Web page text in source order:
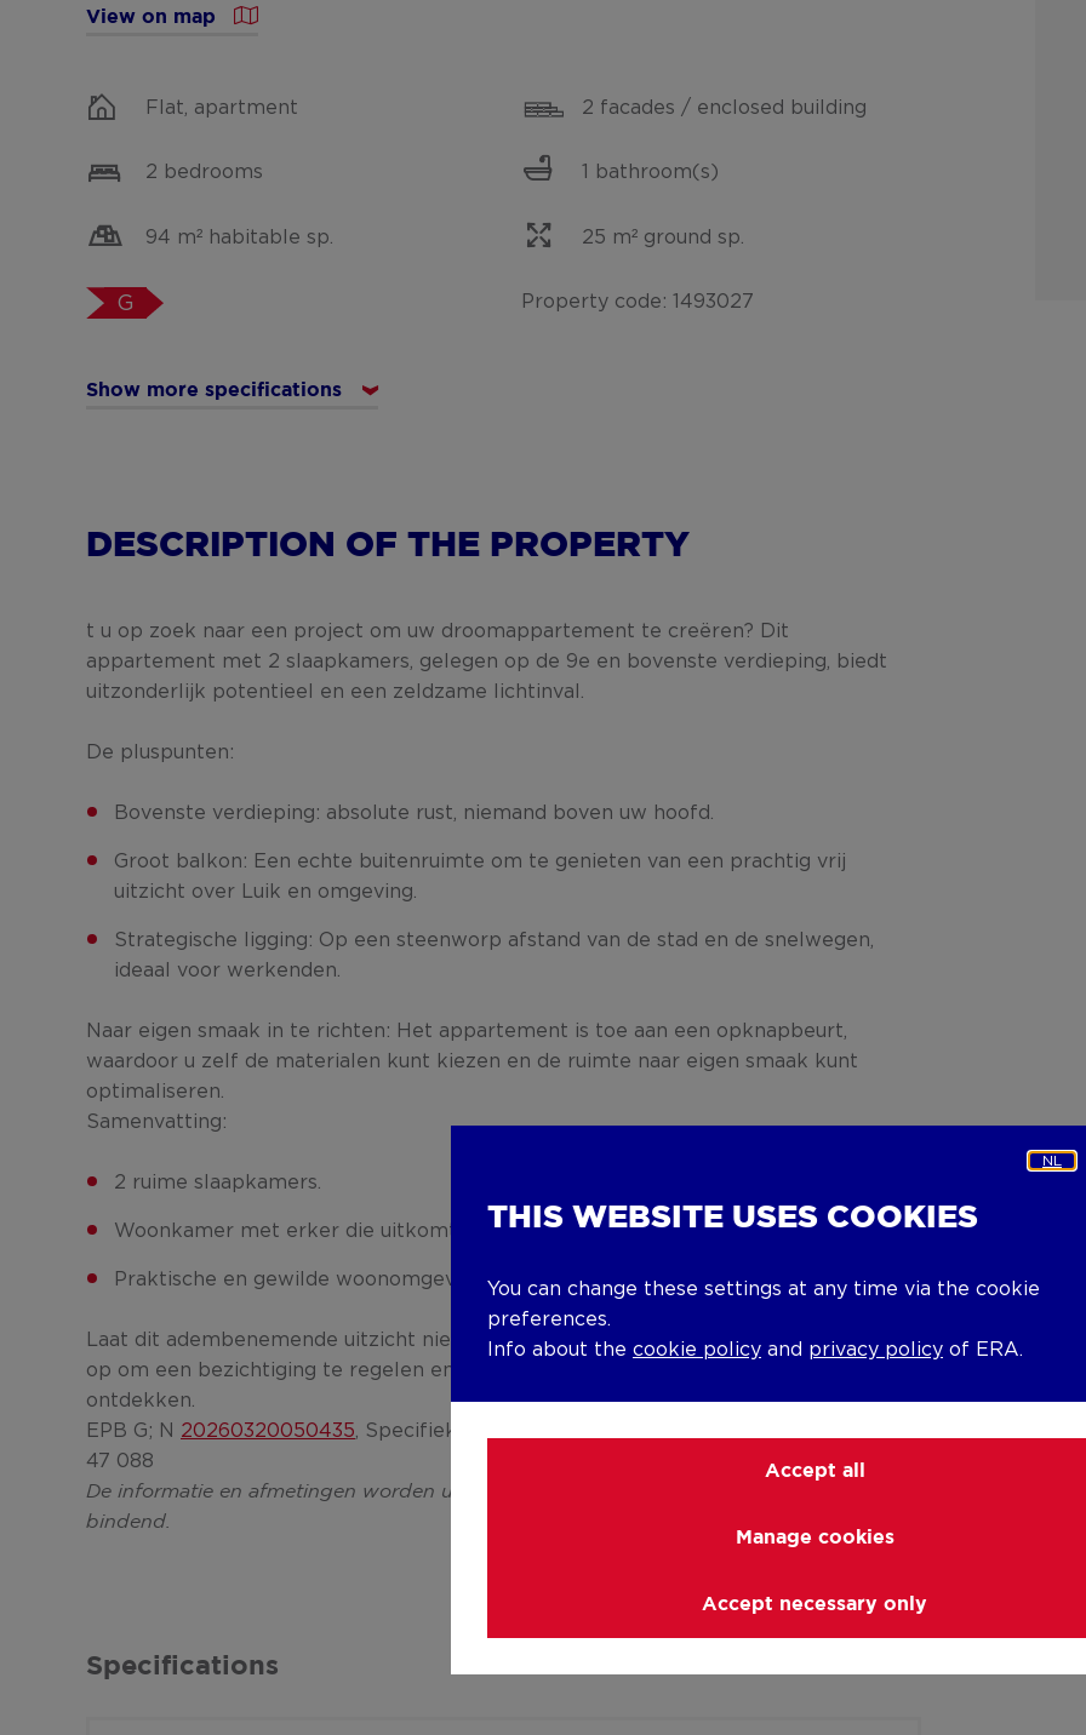
View on map
Flat, apartment 2 facades / enclosed building
2 bedrooms 1 bathroom(s)
94 m² habitable sp. 25 m² ground sp.
G Property code: 1493027
Show more specifications
DESCRIPTION OF THE PROPERTY
t u op zoek naar een project om uw droomappartement te creëren? Dit
appartement met 2 slaapkamers, gelegen op de 9e en bovenste verdieping, biedt
uitzonderlijk potentieel en een zeldzame lichtinval.
De pluspunten:
Bovenste verdieping: absolute rust, niemand boven uw hoofd.
Groot balkon: Een echte buitenruimte om te genieten van een prachtig vrij
uitzicht over Luik en omgeving.
Strategische ligging: Op een steenworp afstand van de stad en de snelwegen,
ideaal voor werkenden.
Naar eigen smaak in te richten: Het appartement is toe aan een opknapbeurt,
waardoor u zelf de materialen kunt kiezen en de ruimte naar eigen smaak kunt
optimaliseren.
Samenvatting:
2 ruime slaapkamers.
Woonkamer met erker die uitkomt op het balkon.
Praktische en gewilde woonomgeving.
Laat dit adembenemende uitzicht niet aan u voorbijgaan! Neem nu contact met mij
op om een bezichtiging te regelen en het volledige potentieel van dit pand te
ontdekken.
EPB G; N 20260320050435 , Specifiek energieverbruik: 597, Totaal energieverbruik:
47 088
De informatie en afmetingen worden uitsluitend ter indicatie verstrekt en zijn niet
bindend.
Specifications
NL
THIS WEBSITE USES COOKIES
You can change these settings at any time via the cookie
preferences.
Info about the cookie policy and privacy policy of ERA.
Accept all
Manage cookies
Accept necessary only